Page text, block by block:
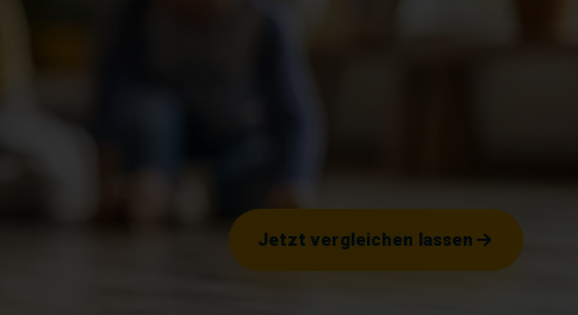
Jetzt vergleichen lassen